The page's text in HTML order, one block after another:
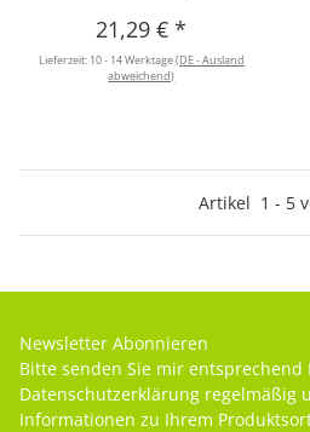
21,29 €*
Lieferzeit: 10 - 14 Werktage(DE - Ausland
abweichend)
Artikel 1 - 5
Newsletter Abonnieren
Bitte senden Sie mir entsprechend
Datenschutzerklärung regelmäßig
Informationen zu Ihrem